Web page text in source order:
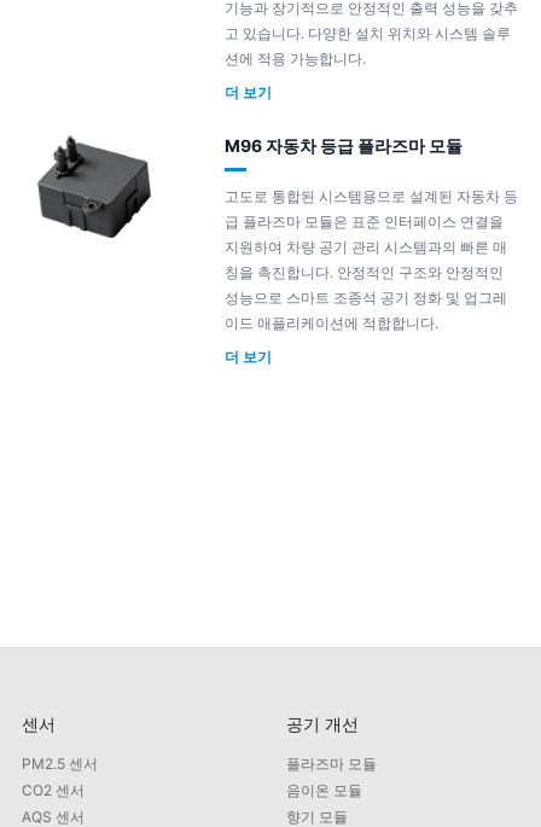
기능과 장기적으로 안정적인 출력 성능을 갖추
고 있습니다. 다양한 설치 위치와 시스템 솔루
션에 적용 가능합니다.
더 보기
M96 자동차 등급 플라즈마 모듈
고도로 통합된 시스템용으로 설계된 자동차 등
급 플라즈마 모듈은 표준 인터페이스 연결을
지원하여 차량 공기 관리 시스템과의 빠른 매
칭을 촉진합니다. 안정적인 구조와 안정적인
성능으로 스마트 조종석 공기 정화 및 업그레
이드 애플리케이션에 적합합니다.
더 보기
센서
PM2.5 센서
CO2 센서
AQS 센서
공기 개선
플라즈마 모듈
음이온 모듈
향기 모듈